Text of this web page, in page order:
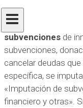
resultados, de
valoración, a través
subvenciones de
subvenciones,
cancelar deudas
específica, se
«Imputación de
financiero y otras».